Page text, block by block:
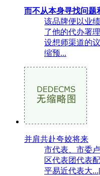
而不从本身寻找问题
该品牌便以业
了他的代办署
设想师渠道的
缩预...
并肩共赴夸姣将来
市代表、市委
区代表团代表
平易近代表大